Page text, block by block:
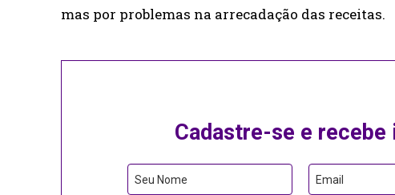
mas por problemas na arrecadação das receitas.
Cadastre-se e
Website
URL
Seu Nome Email